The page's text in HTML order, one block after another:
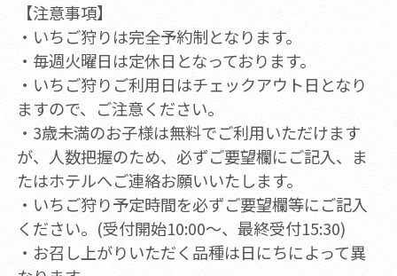
【注意事項】
・いちご狩りは完全予約制となります。
・毎週火曜日は定休日となっております。
・いちご狩りご利用日はチェックアウト日となり
ますので、ご注意ください。
・3歳未満のお子様は無料でご利用いただけます
が、人数把握のため、必ずご要望欄にご記入、ま
たはホテルへご連絡お願いいたします。
・いちご狩り予定時間を必ずご要望欄等にご記入
ください。(受付開始10:00～、最終受付15:30)
・お召し上がりいただく品種は日にちによって異